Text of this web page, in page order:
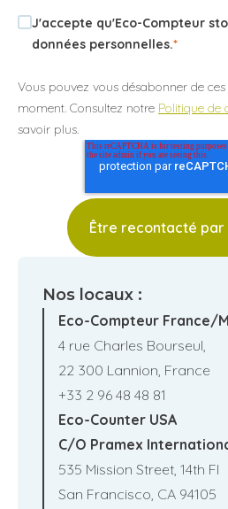
J'accepte qu'Eco-Compteur
données personnelles.*
Vous pouvez vous désabonner de
moment. Consultez notre Politique de
savoir plus.
Nos locaux :
Eco-Compteur France/
4 rue Charles Bourseul,
22 300 Lannion, France
+33 2 96 48 48 81
Eco-Counter USA
C/O Pramex
535 Mission Street, 14th Fl
San Francisco, CA 94105